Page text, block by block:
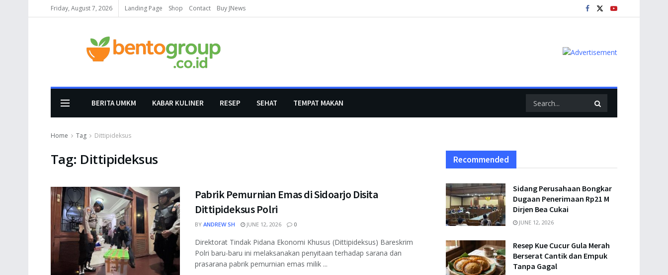
Friday, August 7, 2026 Landing Page Shop Contact Buy JNews
BERITA UMKM KABAR KULINER RESEP SEHAT TEMPAT MAKAN
Home Tag Dittipideksus
Tag: Dittipideksus
Pabrik Pemurnian Emas di Sidoarjo Disita
Dittipideksus Polri
BY ANDREW SH JUNE 12, 2026 0
Direktorat Tindak Pidana Ekonomi Khusus (Dittipideksus) Bareskrim
Polri baru-baru ini melaksanakan penyitaan terhadap sarana dan
prasarana pabrik pemurnian emas milik ...
Recommended
Sidang Perusahaan Bongkar
Dugaan Penerimaan Rp21 M
Dirjen Bea Cukai
JUNE 12, 2026
Resep Kue Cucur Gula Merah
Berserat Cantik dan Empuk
Tanpa Gagal